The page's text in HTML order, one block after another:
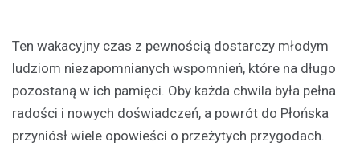
Ten wakacyjny czas z pewnością dostarczy młodym
ludziom niezapomnianych wspomnień, które na długo
pozostaną w ich pamięci. Oby każda chwila była pełna
radości i nowych doświadczeń, a powrót do Płońska
przyniósł wiele opowieści o przeżytych przygodach.